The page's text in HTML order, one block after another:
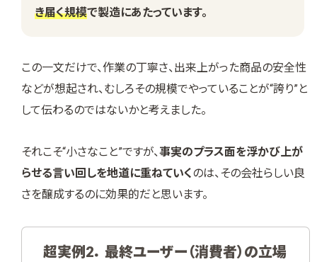
き届く規模で製造にあたっています。
この一文だけで、作業の丁寧さ、出来上がった商品の安全性
などが想起され、むしろその規模でやっていることが“誇り”と
して伝わるのではないかと考えました。
それこそ“小さなこと”ですが、事実のプラス面を浮かび上が
らせる言い回しを地道に重ねていくのは、その会社らしい良
さを醸成するのに効果的だと思います。
超実例2． 最終ユーザー（消費者）の立場